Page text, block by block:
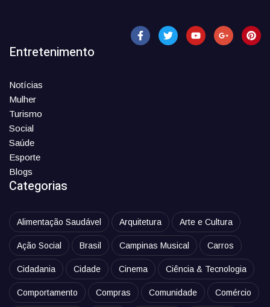
Entretenimento
Notícias
Mulher
Turismo
Social
Saúde
Esporte
Blogs
Categorias
Alimentação Saudável Arquitetura Arte e Cultura
Ação Social Brasil Campinas Musical Carros
Cidadania Cidade Cinema Ciência & Tecnologia
Comportamento Compras Comunidade Comércio